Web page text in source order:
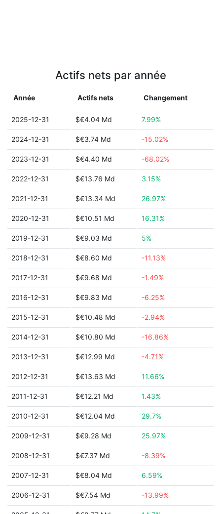
Actifs nets par année
Année Actifs nets Changement
2025-12-31 $€4.04 Md 7.99%
2024-12-31 $€3.74 Md -15.02%
2023-12-31 $€4.40 Md -68.02%
2022-12-31 $€13.76 Md 3.15%
2021-12-31 $€13.34 Md 26.97%
2020-12-31 $€10.51 Md 16.31%
2019-12-31 $€9.03 Md 5%
2018-12-31 $€8.60 Md -11.13%
2017-12-31 $€9.68 Md -1.49%
2016-12-31 $€9.83 Md -6.25%
2015-12-31 $€10.48 Md -2.94%
2014-12-31 $€10.80 Md -16.86%
2013-12-31 $€12.99 Md -4.71%
2012-12-31 $€13.63 Md 11.66%
2011-12-31 $€12.21 Md 1.43%
2010-12-31 $€12.04 Md 29.7%
2009-12-31 $€9.28 Md 25.97%
2008-12-31 $€7.37 Md -8.39%
2007-12-31 $€8.04 Md 6.59%
2006-12-31 $€7.54 Md -13.99%